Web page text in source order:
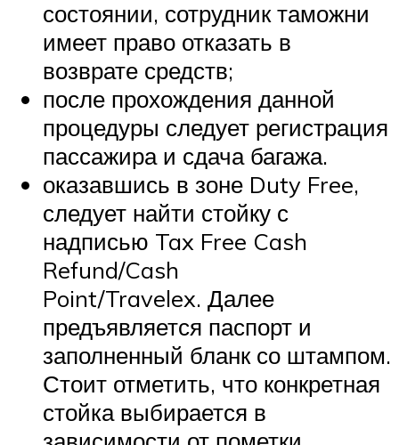
состоянии, сотрудник таможни
имеет право отказать в
возврате средств;
после прохождения данной
процедуры следует регистрация
пассажира и сдача багажа.
оказавшись в зоне Duty Free,
следует найти стойку с
надписью Tax Free Cash
Refund/Cash
Point/Travelex. Далее
предъявляется паспорт и
заполненный бланк со штампом.
Стоит отметить, что конкретная
стойка выбирается в